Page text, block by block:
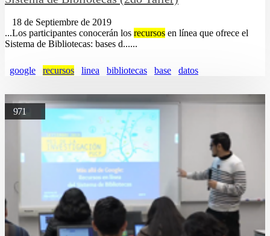
18 de Septiembre de 2019
...Los participantes conocerán los recursos en línea que ofrece el
Sistema de Bibliotecas: bases d......
google recursos linea bibliotecas base datos
971